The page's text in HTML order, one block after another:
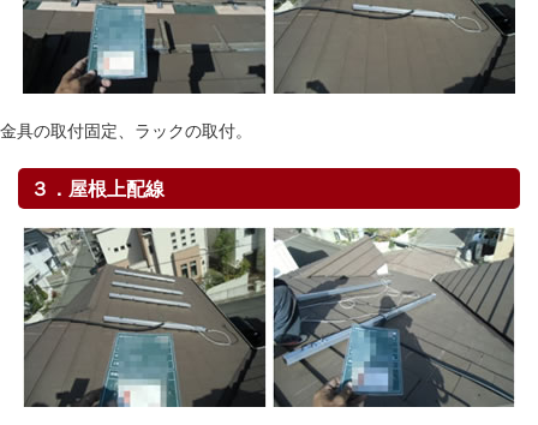
金具の取付固定、ラックの取付。
３．屋根上配線